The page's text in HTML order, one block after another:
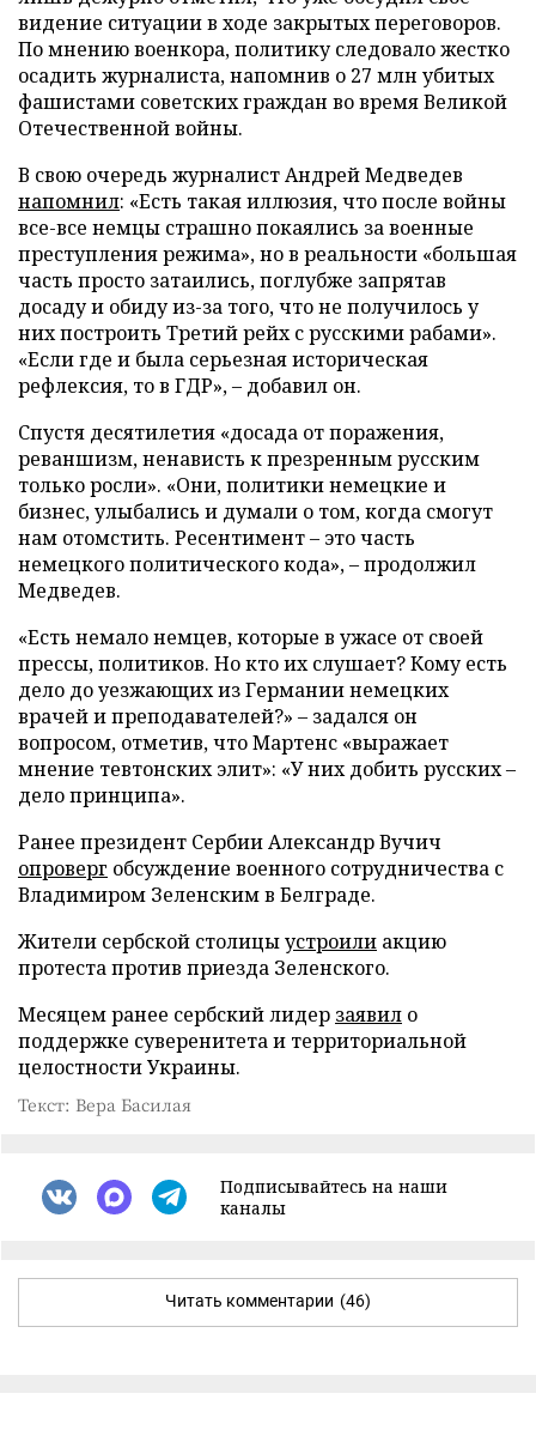
видение ситуации в ходе закрытых переговоров.
По мнению военкора, политику следовало жестко
осадить журналиста, напомнив о 27 млн убитых
фашистами советских граждан во время Великой
Отечественной войны.
В свою очередь журналист Андрей Медведев
напомнил: «Есть такая иллюзия, что после войны
все-все немцы страшно покаялись за военные
преступления режима», но в реальности «большая
часть просто затаились, поглубже запрятав
досаду и обиду из-за того, что не получилось у
них построить Третий рейх с русскими рабами».
«Если где и была серьезная историческая
рефлексия, то в ГДР», – добавил он.
Спустя десятилетия «досада от поражения,
реваншизм, ненависть к презренным русским
только росли». «Они, политики немецкие и
бизнес, улыбались и думали о том, когда смогут
нам отомстить. Ресентимент – это часть
немецкого политического кода», – продолжил
Медведев.
«Есть немало немцев, которые в ужасе от своей
прессы, политиков. Но кто их слушает? Кому есть
дело до уезжающих из Германии немецких
врачей и преподавателей?» – задался он
вопросом, отметив, что Мартенс «выражает
мнение тевтонских элит»: «У них добить русских –
дело принципа».
Ранее президент Сербии Александр Вучич
опроверг обсуждение военного сотрудничества с
Владимиром Зеленским в Белграде.
Жители сербской столицыустроили акцию
протеста против приезда Зеленского.
Месяцем ранее сербский лидер заявил о
поддержке суверенитета и территориальной
целостности Украины.
Текст: Вера Басилая
Подписывайтесь на наши
каналы
Читать комментарии (46)